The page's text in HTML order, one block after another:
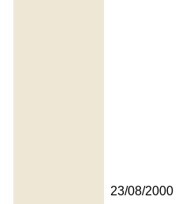
23/08/2000